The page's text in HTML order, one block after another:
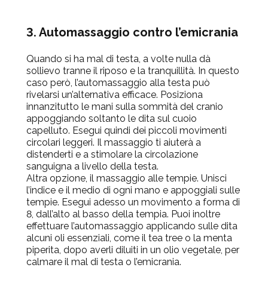
3. Automassaggio contro l’emicrania
Quando si ha mal di testa, a volte nulla dà
sollievo tranne il riposo e la tranquillità. In questo
caso però, l’automassaggio alla testa può
rivelarsi un’alternativa efficace. Posiziona
innanzitutto le mani sulla sommità del cranio
appoggiando soltanto le dita sul cuoio
capelluto. Esegui quindi dei piccoli movimenti
circolari leggeri. Il massaggio ti aiuterà a
distenderti e a stimolare la circolazione
sanguigna a livello della testa.
Altra opzione, il massaggio alle tempie. Unisci
l’indice e il medio di ogni mano e appoggiali sulle
tempie. Esegui adesso un movimento a forma di
8, dall’alto al basso della tempia. Puoi inoltre
effettuare l’automassaggio applicando sulle dita
alcuni oli essenziali, come il tea tree o la menta
piperita, dopo averli diluiti in un olio vegetale, per
calmare il mal di testa o l’emicrania.